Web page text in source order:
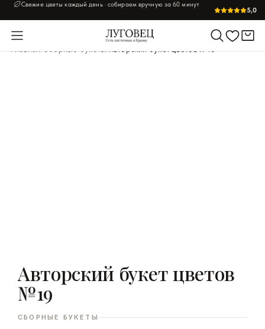
Свежие цветы каждый день · собираем вручную за 60 минут
5,0
Главная/Сборные букеты/Авторский букет цветов №19
Авторский букет цветов
№19
СБОРНЫЕ БУКЕТЫ
ДОБАВИТЬ
В КОРЗИНУ